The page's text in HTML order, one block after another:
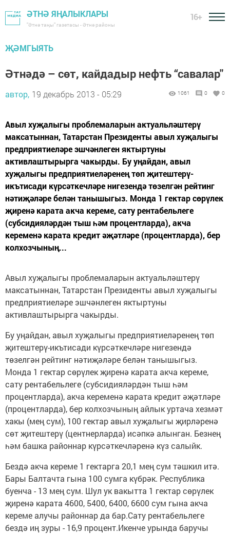
ӘТНӘ ЯҢАЛЫКЛАРЫ
"Әтнә таңы" газетасы - Әтнә районы
16+
ҖӘМГЫЯТЬ
Әтнәдә – сөт, кайдадыр нефть “савалар"
автор, 19 декабрь 2013 - 05:29 1061 0 0
Авыл хуҗалыгы проблемаларын актуальләштерү
максатыннан, Татарстан Президенты авыл хуҗалыгы
предприятиеләре эшчәнлеген яктыртуны
активлаштырырга чакырды. Бу уңайдан, авыл
хуҗалыгы предприятиеләренең төп җитештерү-
икътисади күрсәткечләре нигезендә төзелгән рейтинг
нәтиҗәләре белән танышыгыз. Монда 1 гектар сөрүлек
җиренә карата акча кереме, сату рентабельлеге
(субсидияләрдән тыш һәм процентларда), акча
кеременә карата кредит әҗәтләре (процентларда), бер
колхозчының...
Авыл хуҗалыгы проблемаларын актуальләштерү
максатыннан, Татарстан Президенты авыл хуҗалыгы
предприятиеләре эшчәнлеген яктыртуны
активлаштырырга чакырды.
Бу уңайдан, авыл хуҗалыгы предприятиеләренең төп
җитештерү-икътисади күрсәткечләре нигезендә
төзелгән рейтинг нәтиҗәләре белән танышыгыз.
Монда 1 гектар сөрүлек җиренә карата акча кереме,
сату рентабельлеге (субсидияләрдән тыш һәм
процентларда), акча кеременә карата кредит әҗәтләре
(процентларда), бер колхозчының айлык уртача хезмәт
хакы (мең сум), 100 гектар авыл хуҗалыгы җирләренә
сөт җитештерү (центнерларда) исәпкә алынган. Безнең
һәм башка районнар күрсәткечләренә күз салыйк.
Бездә акча кереме 1 гектарга 20,1 мең сум тәшкил итә.
Бары Балтачта гына 100 сумга күбрәк. Республика
буенча - 13 мең сум. Шул ук вакытта 1 гектар сөрүлек
җиренә карата 4600, 5400, 6400, 6600 сум гына акча
кереме алучы районнар да бар.Сату рентабельлеге
бездә иң зуры - 16,9 процент.Икенче урында баручы